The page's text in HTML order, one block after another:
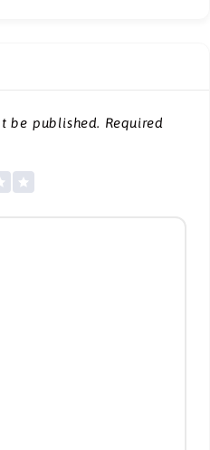
be published. Required